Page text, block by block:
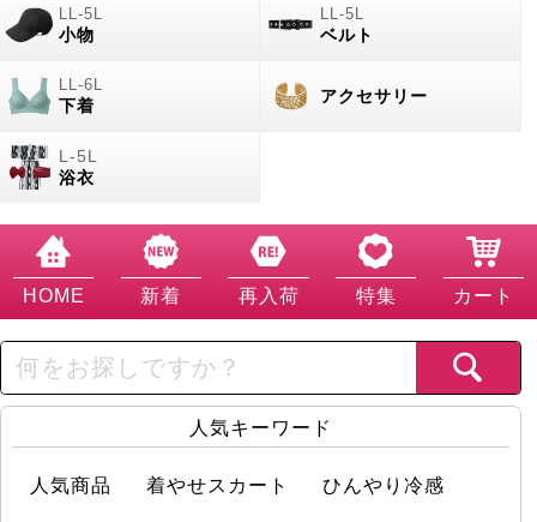
小物 ベルト
下着
アクセサリー
浴衣
HOME 新着 再入荷 特集 カート
人気キーワード
人気商品 着やせスカート ひんやり冷感